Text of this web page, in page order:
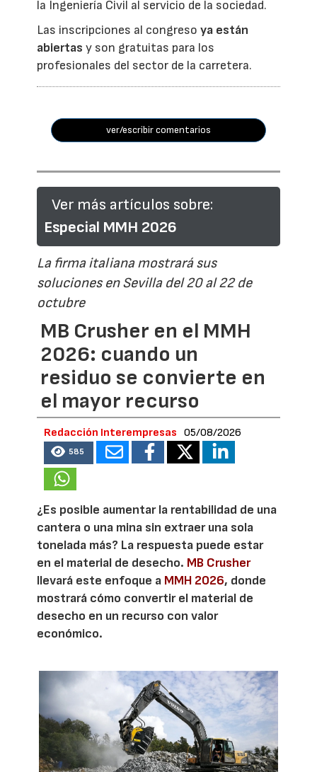
la Ingeniería Civil al servicio de la sociedad.
Las inscripciones al congresoya están
abiertas y son gratuitas para los
profesionales del sector de la carretera.
ver/escribir comentarios
Ver más artículos sobre:
Especial MMH 2026
La firma italiana mostrará sus
soluciones en Sevilla del 20 al 22 de
octubre
MB Crusher en el MMH
2026: cuando un
residuo se convierte en
el mayor recurso
Redacción Interempresas 05/08/2026
585
¿Es posible aumentar la rentabilidad de una
cantera o una mina sin extraer una sola
tonelada más? La respuesta puede estar
en el material de desecho. MB Crusher
llevará este enfoque a MMH 2026, donde
mostrará cómo convertir el material de
desecho en un recurso con valor
económico.